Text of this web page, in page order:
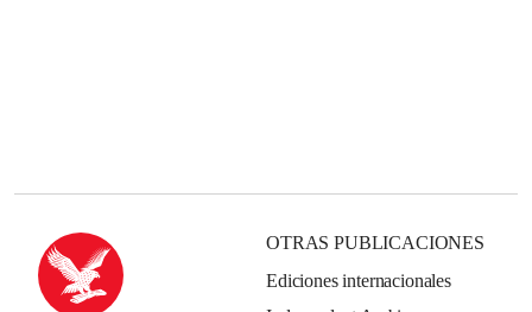
OTRAS PUBLICACIONES
Ediciones internacionales